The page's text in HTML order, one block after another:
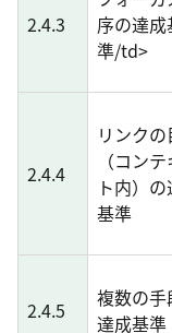
2.4.3
序の達成
準/td>
2.4.4
リンクの
（コン
ト内）
基準
2.4.5
複数の手
達成基準